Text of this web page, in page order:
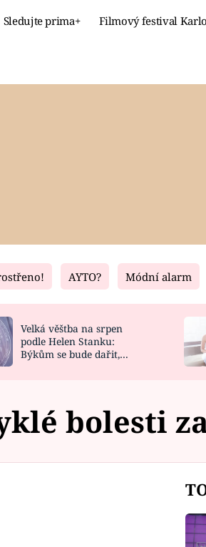
Sledujte prima+ Filmový festival
Living
DESIGN
AYTO? Módní alarm
Velká věštba na srpen
podle Helen Stanku:
Býkům se bude dařit,
bolesti